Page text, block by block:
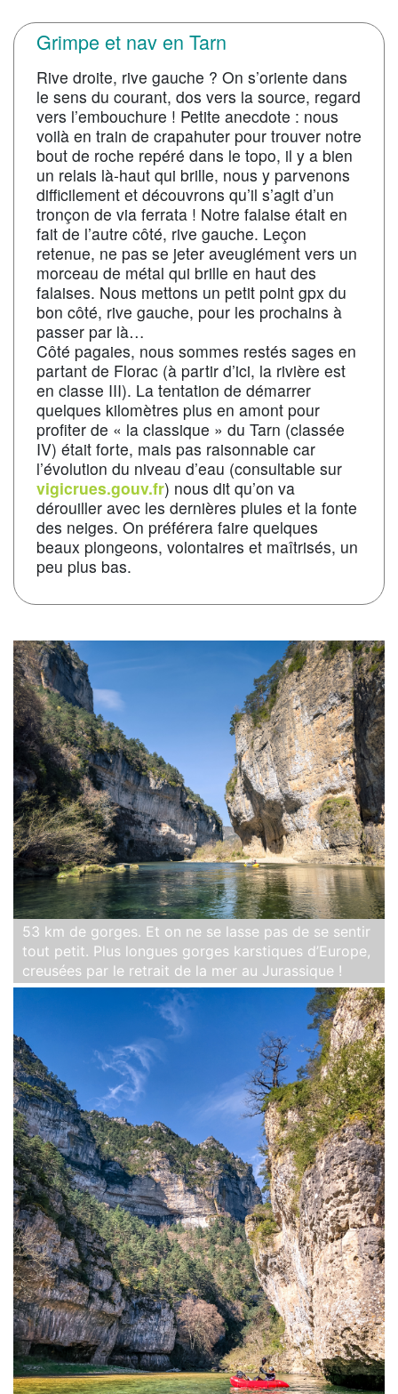
Grimpe et nav en Tarn
Rive droite, rive gauche ? On s’oriente dans
le sens du courant, dos vers la source, regard
vers l’embouchure ! Petite anecdote : nous
voilà en train de crapahuter pour trouver notre
bout de roche repéré dans le topo, il y a bien
un relais là-haut qui brille, nous y parvenons
difficilement et découvrons qu’il s’agit d’un
tronçon de via ferrata ! Notre falaise était en
fait de l’autre côté, rive gauche. Leçon
retenue, ne pas se jeter aveuglément vers un
morceau de métal qui brille en haut des
falaises. Nous mettons un petit point gpx du
bon côté, rive gauche, pour les prochains à
passer par là…
Côté pagaies, nous sommes restés sages en
partant de Florac (à partir d’ici, la rivière est
en classe III). La tentation de démarrer
quelques kilomètres plus en amont pour
profiter de « la classique » du Tarn (classée
IV) était forte, mais pas raisonnable car
l’évolution du niveau d’eau (consultable sur
vigicrues.gouv.fr) nous dit qu’on va
dérouiller avec les dernières pluies et la fonte
des neiges. On préférera faire quelques
beaux plongeons, volontaires et maîtrisés, un
peu plus bas.
53 km de gorges. Et on ne se lasse pas de se sentir
tout petit. Plus longues gorges karstiques d’Europe,
creusées par le retrait de la mer au Jurassique !